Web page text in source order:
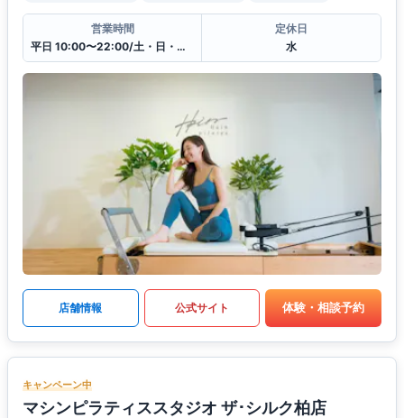
営業時間
平日 10:00〜22:00/土・日・祝12:00〜20:00
定休日
水
店舗情報 公式サイト 体験・相談予約
キャンペーン中
マシンピラティススタジオ ザ･シルク柏店